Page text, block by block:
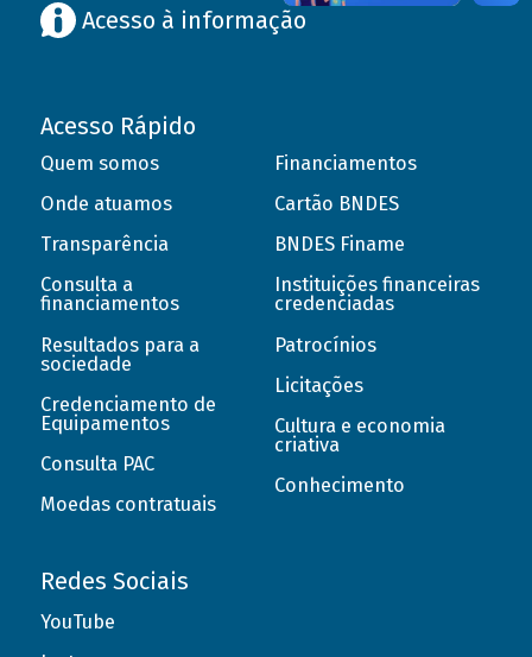
Acesso à informação
Acesso Rápido
Quem somos
Onde atuamos
Transparência
Consulta a
financiamentos
Resultados para a
sociedade
Credenciamento de
Equipamentos
Consulta PAC
Moedas contratuais
Financiamentos
Cartão BNDES
BNDES Finame
Instituições financeiras
credenciadas
Patrocínios
Licitações
Cultura e economia
criativa
Conhecimento
Redes Sociais
YouTube